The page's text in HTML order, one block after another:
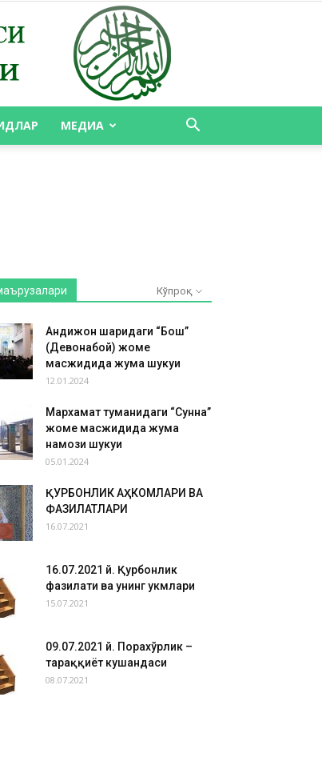
МЕДИА
Кўпроқ
Андижон шаҳридаги “Бош”
(Девонабой) жоме
масжидида жума шукуҳи
12.01.2024
Мархамат туманидаги “Сунна”
жоме масжидида жума
намози шукуҳи
05.01.2024
ҚУРБОНЛИК АҲКОМЛАРИ ВА
ФАЗИЛАТЛАРИ
16.07.2021
16.07.2021 й. Қурбонлик
фазилати ва унинг ҳукмлари
15.07.2021
09.07.2021 й. Порахўрлик –
тараққиёт кушандаси
08.07.2021